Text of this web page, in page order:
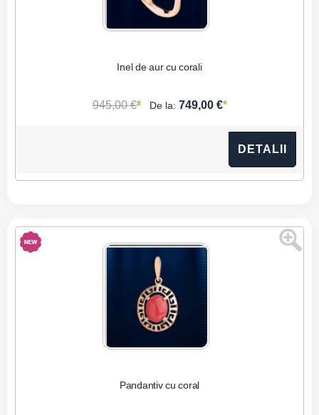
Inel de aur cu corali
945,00 €* De la: 749,00 €*
DETALII
Pandantiv cu coral